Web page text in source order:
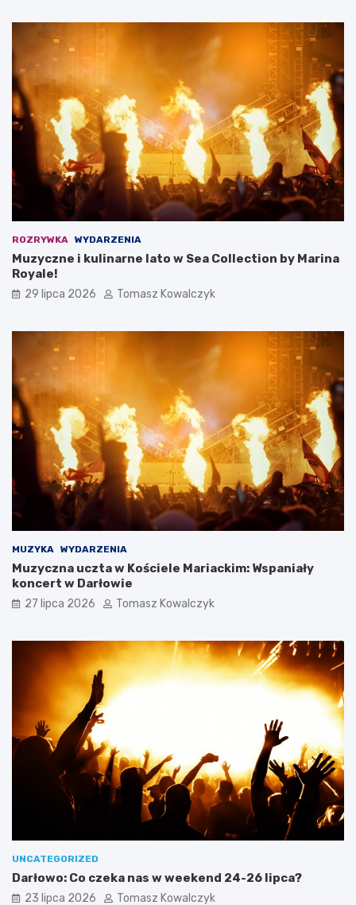
ROZRYWKA WYDARZENIA
Muzyczne i kulinarne lato w Sea Collection by Marina
Royale!
29 lipca 2026 Tomasz Kowalczyk
MUZYKA WYDARZENIA
Muzyczna uczta w Kościele Mariackim: Wspaniały
koncert w Darłowie
27 lipca 2026 Tomasz Kowalczyk
UNCATEGORIZED
Darłowo: Co czeka nas w weekend 24-26 lipca?
23 lipca 2026 Tomasz Kowalczyk